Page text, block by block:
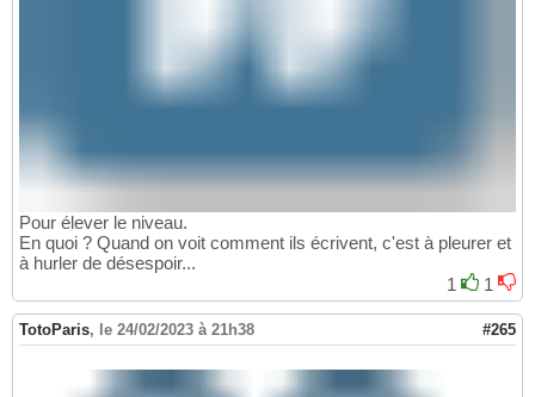
Pour élever le niveau.
En quoi ? Quand on voit comment ils écrivent, c'est à pleurer et
à hurler de désespoir...
1
1
TotoParis, le 24/02/2023 à 21h38 #265